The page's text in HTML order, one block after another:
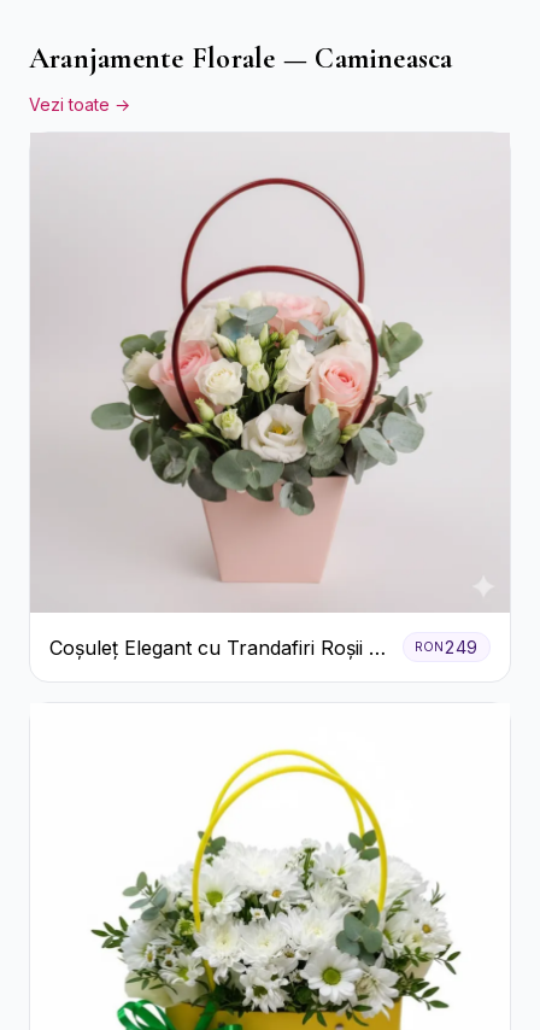
Aranjamente Florale — Camineasca
Vezi toate →
Coșuleț Elegant cu Trandafiri Roșii și
Lisianthus Alb
RON249